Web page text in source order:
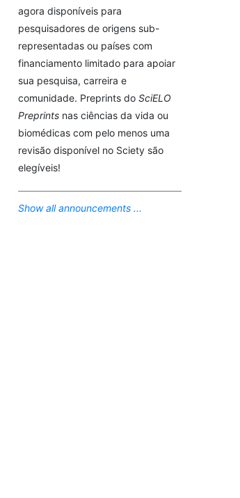
agora disponíveis para
pesquisadores de origens sub-
representadas ou países com
financiamento limitado para apoiar
sua pesquisa, carreira e
comunidade. Preprints do SciELO
Preprintsnas ciências da vida ou
biomédicas com pelo menos uma
revisão disponível no Sciety são
elegíveis!
Show all announcements ...